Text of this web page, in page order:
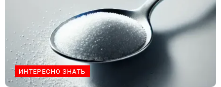
ИНТЕРЕСНО ЗНАТЬ